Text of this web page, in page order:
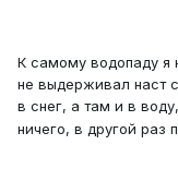
К самому водопаду я
не выдерживал наст
в снег, а там и в
ничего, в другой раз